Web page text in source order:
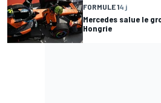
FORMULE 14 j
Mercedes salue le
Hongrie